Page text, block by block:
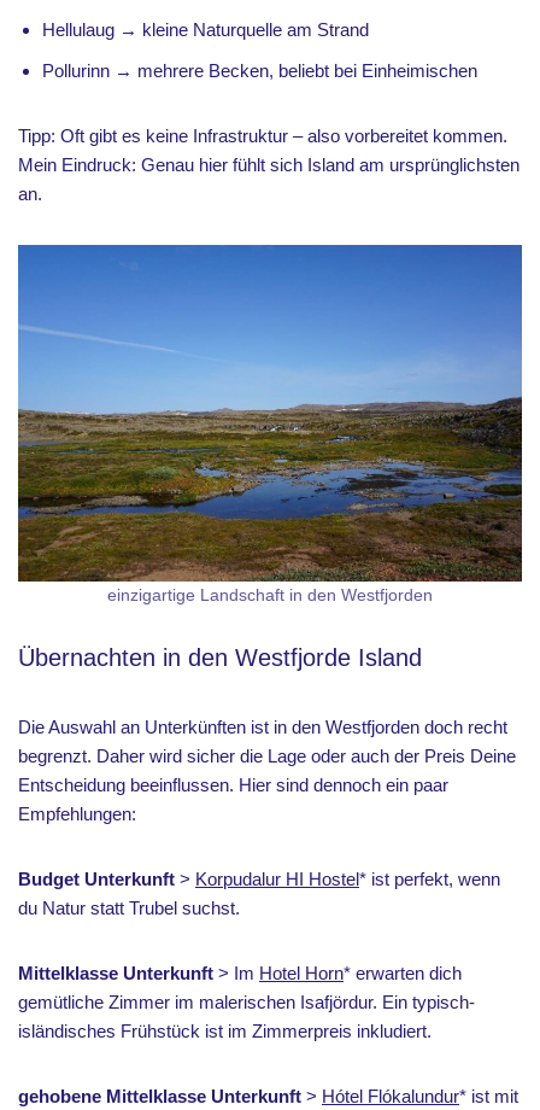
Hellulaug → kleine Naturquelle am Strand
Pollurinn → mehrere Becken, beliebt bei Einheimischen
Tipp: Oft gibt es keine Infrastruktur – also vorbereitet kommen.
Mein Eindruck: Genau hier fühlt sich Island am ursprünglichsten
an.
einzigartige Landschaft in den Westfjorden
Übernachten in den Westfjorde Island
Die Auswahl an Unterkünften ist in den Westfjorden doch recht
begrenzt. Daher wird sicher die Lage oder auch der Preis Deine
Entscheidung beeinflussen. Hier sind dennoch ein paar
Empfehlungen:
Budget Unterkunft > Korpudalur HI Hostel* ist perfekt, wenn
du Natur statt Trubel suchst.
Mittelklasse Unterkunft > Im Hotel Horn* erwarten dich
gemütliche Zimmer im malerischen Isafjördur. Ein typisch-
isländisches Frühstück ist im Zimmerpreis inkludiert.
gehobene Mittelklasse Unterkunft > Hótel Flókalundur* ist mit